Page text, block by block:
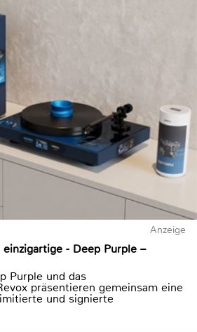
Anzeige
- Deep Purple –
Purple und das
präsentieren gemeinsam eine
und signierte